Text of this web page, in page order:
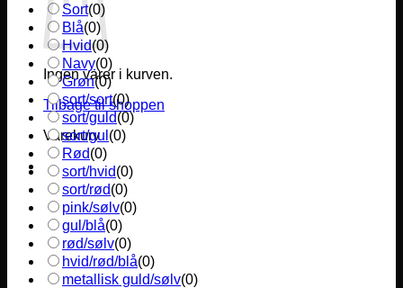
Ingen varer i kurven.
Tilbage til shoppen
Varekurv
Sort(0)
Blå(0)
Hvid(0)
Navy(0)
Grøn(0)
sort/sort(0)
sort/guld(0)
sort/gul (0)
Rød(0)
sort/hvid(0)
sort/rød(0)
pink/sølv(0)
gul/blå(0)
rød/sølv(0)
hvid/rød/blå(0)
metallisk guld/sølv(0)